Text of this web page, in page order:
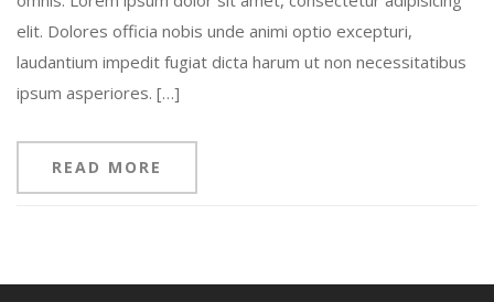
elit. Dolores officia nobis unde animi optio excepturi,
laudantium impedit fugiat dicta harum ut non necessitatibus
ipsum asperiores. […]
READ MORE